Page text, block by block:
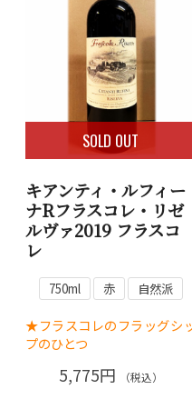
SOLD OUT
キアンティ・ルフィー
ナRフラスコレ・リゼ
ルヴァ2019 フラスコ
レ
750ml 赤 自然派
★フラスコレのフラッグシ
プのひとつ
5,775円 （税込）